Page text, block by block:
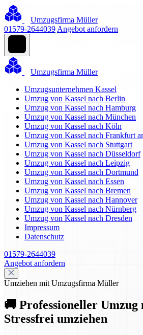
Umzugsfirma Müller
01579-2644039 Angebot anfordern
Umzugsfirma Müller
Umzugsunternehmen Kassel
Umzug von Kassel nach Berlin
Umzug von Kassel nach Hamburg
Umzug von Kassel nach München
Umzug von Kassel nach Köln
Umzug von Kassel nach Frankfurt
Umzug von Kassel nach Stuttgart
Umzug von Kassel nach Düsseldorf
Umzug von Kassel nach Leipzig
Umzug von Kassel nach Dortmund
Umzug von Kassel nach Essen
Umzug von Kassel nach Bremen
Umzug von Kassel nach Hannover
Umzug von Kassel nach Nürnberg
Umzug von Kassel nach Dresden
Impressum
Datenschutz
01579-2644039
Angebot anfordern
Umziehen mit Umzugsfirma Müller
🚚 Professioneller Umzug
Stressfrei umziehen